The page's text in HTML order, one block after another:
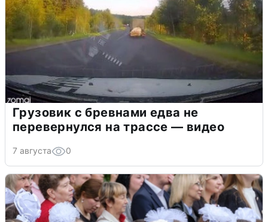
Грузовик с бревнами едва не
перевернулся на трассе — видео
7 августа 0